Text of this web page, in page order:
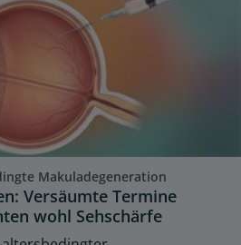
Makuladegeneration
Versäumte Termine
wohl Sehschärfe